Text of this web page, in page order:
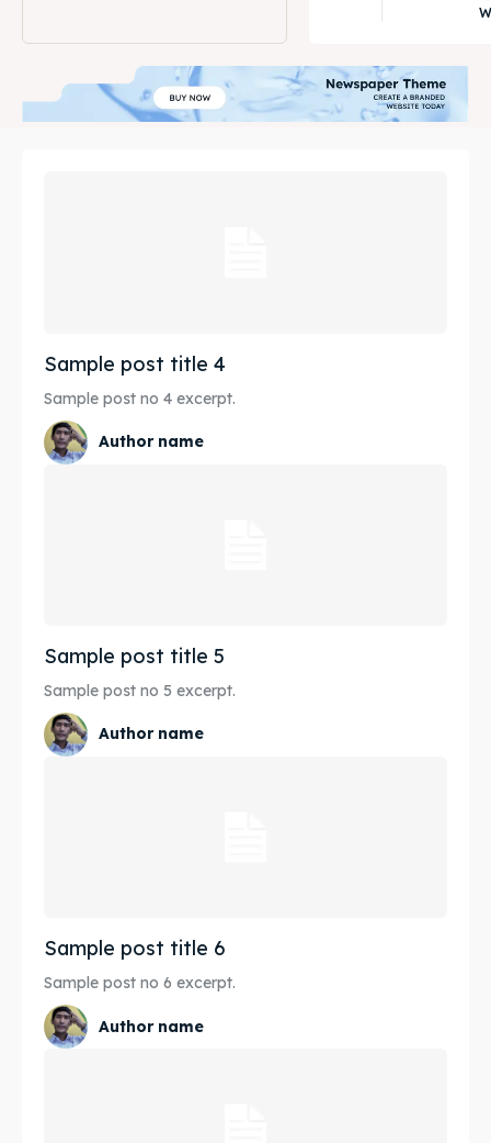
Sample post title 4
Sample post no 4 excerpt.
Author name
Sample post title 5
Sample post no 5 excerpt.
Author name
Sample post title 6
Sample post no 6 excerpt.
Author name